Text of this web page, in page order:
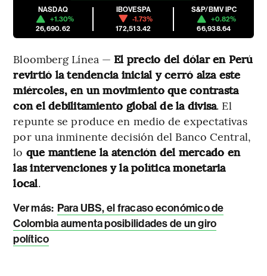
NASDAQ
+1.30%
26,690.62
IBOVESPA
-1.73%
172,513.42
S&P/BMV IPC
+0.82%
66,938.64
Bloomberg Línea — El precio del dólar en Perú
revirtió la tendencia inicial y cerró alza este
miércoles, en un movimiento que contrasta
con el debilitamiento global de la divisa. El
repunte se produce en medio de expectativas
por una inminente decisión del Banco Central,
lo que mantiene la atención del mercado en
las intervenciones y la política monetaria
local.
Ver más: Para UBS, el fracaso económico de
Colombia aumenta posibilidades de un giro
político